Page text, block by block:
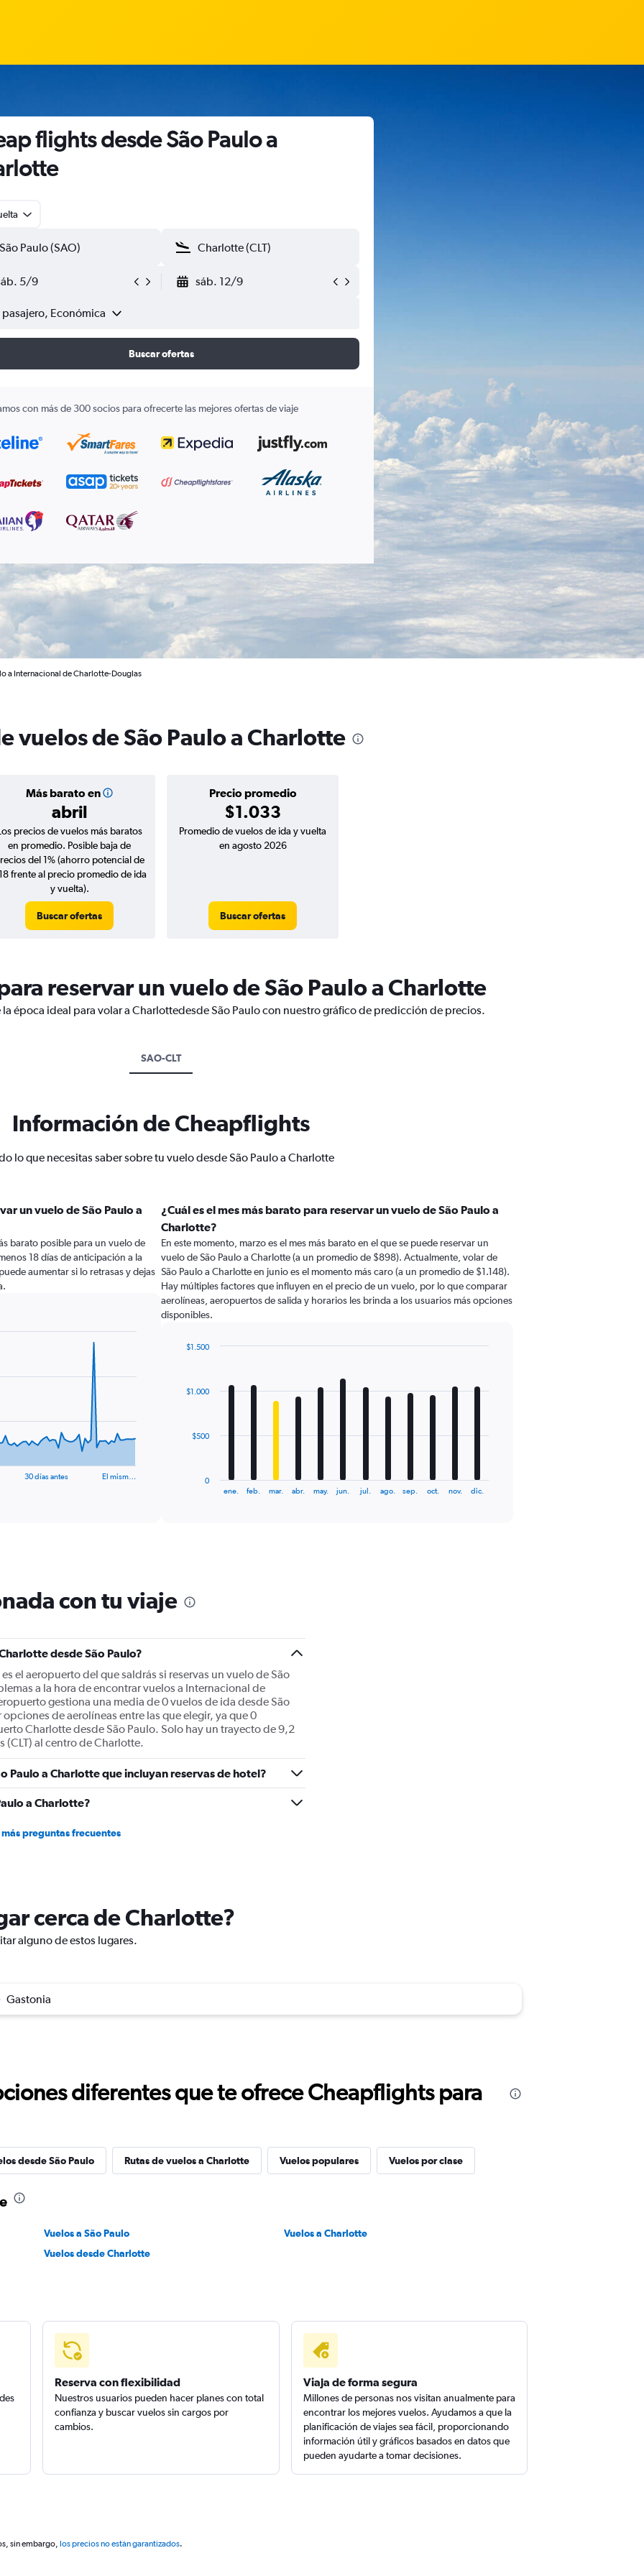
flights desde São Paulo a
5/9 sáb. 12/9
pasajero, Económica
Buscar ofertas
con más de 300 socios para ofrecerte las mejores ofertas de viaje
a Internacional de Charlotte-Douglas
vuelos de São Paulo a Charlotte
Más barato en
abril
Precio promedio
$1.033
precios de vuelos más baratos
en promedio. Posible baja de
del 1% (ahorro potencial de
frente al precio promedio de ida
y vuelta).
Buscar ofertas
Promedio de vuelos de ida y vuelta
en agosto 2026
Buscar ofertas
reservar un vuelo de São Paulo a Charlotte
época ideal para volar a Charlottedesde São Paulo con nuestro gráfico de predicción de precios.
SAO-CLT
Información de Cheapflights
lo que necesitas saber sobre tu vuelo desde São Paulo a Charlotte
un vuelo de São Paulo a
barato posible para un vuelo de
18 días de anticipación a la
aumentar si lo retrasas y dejas
30 días antes El mism…
¿Cuál es el mes más barato para reservar un vuelo de São Paulo a
Charlotte?
En este momento, marzo es el mes más barato en el que se puede reservar un
vuelo de São Paulo a Charlotte (a un promedio de $898). Actualmente, volar de
São Paulo a Charlotte en junio es el momento más caro (a un promedio de $1.148).
Hay múltiples factores que influyen en el precio de un vuelo, por lo que comparar
aerolíneas, aeropuertos de salida y horarios les brinda a los usuarios más opciones
disponibles.
12
The
chart
Y
values.
Range:
0
to
1500.
ene. feb. mar. abr. may. jun. jul. ago. sep. oct. nov. dic.
0
$500
$1.000
$1.500
con tu viaje
desde São Paulo?
el aeropuerto del que saldrás si reservas un vuelo de São
a la hora de encontrar vuelos a Internacional de
gestiona una media de 0 vuelos de ida desde São
de aerolíneas entre las que elegir, ya que 0
Charlotte desde São Paulo. Solo hay un trayecto de 9,2
al centro de Charlotte.
Paulo a Charlotte que incluyan reservas de hotel?
a Charlotte?
más preguntas frecuentes
cerca de Charlotte?
alguno de estos lugares.
Gastonia
diferentes que te ofrece Cheapflights para
desde São Paulo Rutas de vuelos a Charlotte Vuelos populares Vuelos por clase
Vuelos a São Paulo
Vuelos a Charlotte
Vuelos desde Charlotte
Reserva con flexibilidad
Nuestros usuarios pueden hacer planes con total
confianza y buscar vuelos sin cargos por
cambios.
Viaja de forma segura
Millones de personas nos visitan anualmente para
encontrar los mejores vuelos. Ayudamos a que la
planificación de viajes sea fácil, proporcionando
información útil y gráficos basados en datos que
pueden ayudarte a tomar decisiones.
sin embargo, los precios no están garantizados.